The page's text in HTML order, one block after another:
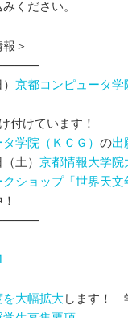
ください。
＞
京都コンピュータ学
付けています！
学院（ＫＣＧ） の出
土） 京都情報大学院
クショップ「世界天
大幅拡大します！